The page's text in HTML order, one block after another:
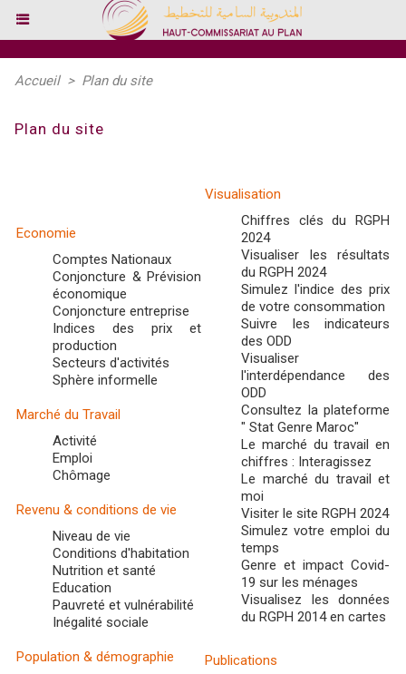
Accueil > Plan du site
Plan du site
Economie
Comptes Nationaux
Conjoncture & Prévision
économique
Conjoncture entreprise
Indices des prix et
production
Secteurs d'activités
Sphère informelle
Marché du Travail
Activité
Emploi
Chômage
Revenu & conditions de vie
Niveau de vie
Conditions d'habitation
Nutrition et santé
Education
Pauvreté et vulnérabilité
Inégalité sociale
Population & démographie
Visualisation
Chiffres clés du RGPH
2024
Visualiser les résultats
du RGPH 2024
Simulez l'indice des prix
de votre consommation
Suivre les indicateurs
des ODD
Visualiser
l'interdépendance des
ODD
Consultez la plateforme
" Stat Genre Maroc"
Le marché du travail en
chiffres : Interagissez
Le marché du travail et
moi
Visiter le site RGPH 2024
Simulez votre emploi du
temps
Genre et impact Covid-
19 sur les ménages
Visualisez les données
du RGPH 2014 en cartes
Publications